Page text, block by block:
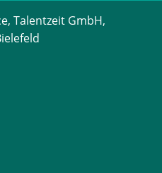
Talentzeit GmbH,